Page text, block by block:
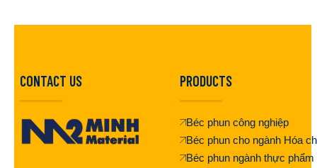
CONTACT US PRODUCTS
Béc phun công nghiệp
Béc phun cho ngành Hóa
Béc phun ngành thực phẩm